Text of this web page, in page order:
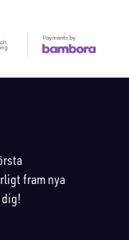
fram nya